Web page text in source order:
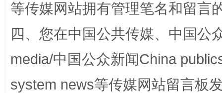
漫山遍野的桃花与雪山、麦地、白藏房 除
等传媒网站拥有管理笔名和留言
四、您在中国公共传媒、中国公
media/中国公众新闻China
system news等传媒网站留言板